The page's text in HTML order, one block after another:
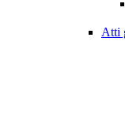
Atti